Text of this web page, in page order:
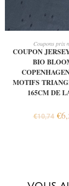
Coupons prix
COUPON
BIO
MOTIFS
165CM DE
€10,74 €